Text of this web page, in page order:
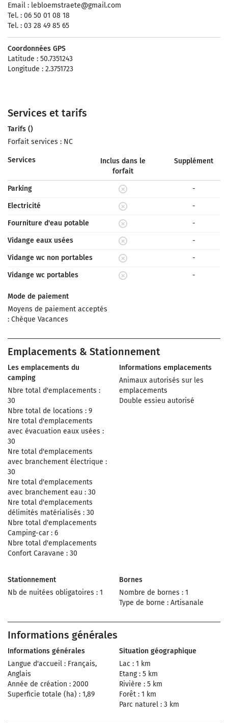
Email : lebloemstraete@gmail.com
Tel. : 06 50 01 08 18
Tel. : 03 28 49 85 65
Coordonnées GPS
Latitude : 50.7351243
Longitude : 2.3751723
Services et tarifs
Tarifs ()
Forfait services : NC
Services
Inclus dans le
forfait
Supplément
Parking
-
Electricité
-
Fourniture d'eau potable
-
Vidange eaux usées
-
Vidange wc non portables
-
Vidange wc portables
-
Mode de paiement
Moyens de paiement acceptés
: Chèque Vacances
Emplacements & Stationnement
Les emplacements du
camping
Nbre total d'emplacements :
30
Nbre total de locations : 9
Nre total d'emplacements
avec évacuation eaux usées :
30
Nre total d'emplacements
avec branchement électrique :
30
Nre total d'emplacements
avec branchement eau : 30
Nre total d'emplacements
délimités matérialisés : 30
Nbre total d'emplacements
Camping-car : 6
Nbre total d'emplacements
Confort Caravane : 30
Informations emplacements
Animaux autorisés sur les
emplacements
Double essieu autorisé
Stationnement
Nb de nuitées obligatoires : 1
Bornes
Nombre de bornes : 1
Type de borne : Artisanale
Informations générales
Informations générales
Langue d'accueil : Français,
Anglais
Année de création : 2000
Superficie totale (ha) : 1,89
Situation géographique
Lac : 1 km
Etang : 5 km
Rivière : 5 km
Forêt : 1 km
Parc naturel : 3 km